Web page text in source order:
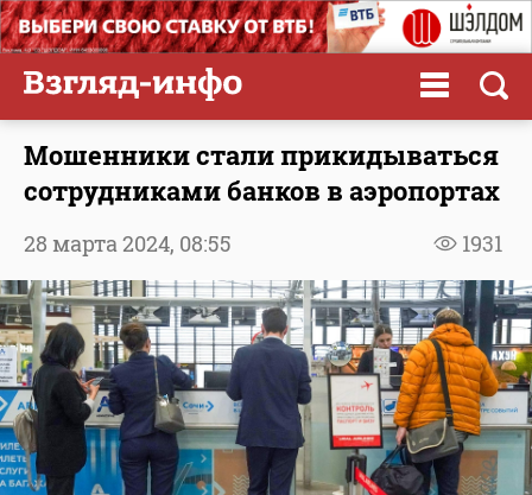
Мошенники стали прикидываться
сотрудниками банков в аэропортах
1931
28 марта 2024, 08:55